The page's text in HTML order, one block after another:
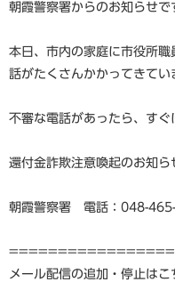
朝霞警察署からのお知らせで
本日、市内の家庭に市役所
話がたくさんかかってきてい
不審な電話があったら、すぐ
還付金詐欺注意喚起のお知ら
朝霞警察署 電話：048-
メール配信の追加・停止はこ